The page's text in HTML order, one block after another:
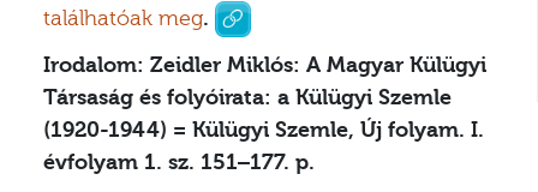
találhatóak meg.
Irodalom: Zeidler Miklós: A Magyar Külügyi
Társaság és folyóirata: a Külügyi Szemle
(1920-1944) = Külügyi Szemle, Új folyam. I.
évfolyam 1. sz. 151–177. p.